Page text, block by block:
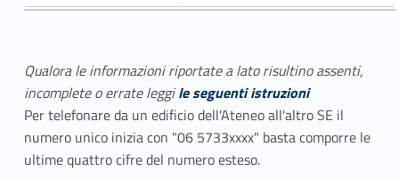
Qualora le informazioni riportate a lato risultino assenti,
incomplete o errate leggile seguenti istruzioni
Per telefonare da un edificio dell'Ateneo all'altro SE il
numero unico inizia con "06 5733xxxx" basta comporre le
ultime quattro cifre del numero esteso.